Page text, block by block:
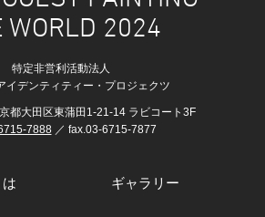
WORLD 2024
特定非営利活動法人
イデンティティー・プロジェクツ
都大田区東蒲田1-21-14 ラビコート3F
7888／ fax.03-6715-7877
ギャラリー